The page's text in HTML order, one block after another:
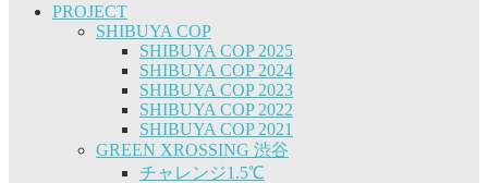
PROJECT
SHIBUYA COP
SHIBUYA COP 2025
SHIBUYA COP 2024
SHIBUYA COP 2023
SHIBUYA COP 2022
SHIBUYA COP 2021
GREEN XROSSING 渋谷
チャレンジ1.5℃